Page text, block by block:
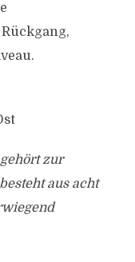
zur
aus acht